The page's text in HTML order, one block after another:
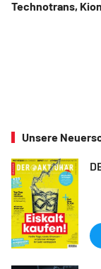
Technotrans,
Unsere